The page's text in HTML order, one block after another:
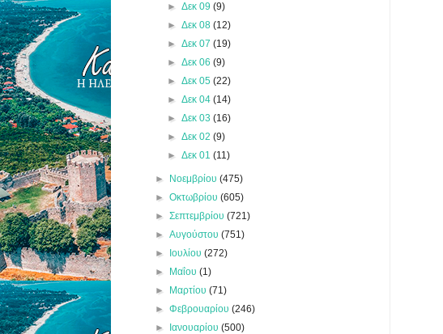
► Δεκ 09 (9)
► Δεκ 08 (12)
► Δεκ 07 (19)
► Δεκ 06 (9)
► Δεκ 05 (22)
► Δεκ 04 (14)
► Δεκ 03 (16)
► Δεκ 02 (9)
► Δεκ 01 (11)
► Νοεμβρίου(475)
►Οκτωβρίου(605)
►Σεπτεμβρίου(721)
►Αυγούστου(751)
► Ιουλίου(272)
► Μαΐου(1)
► Μαρτίου(71)
►Φεβρουαρίου(246)
► Ιανουαρίου(500)